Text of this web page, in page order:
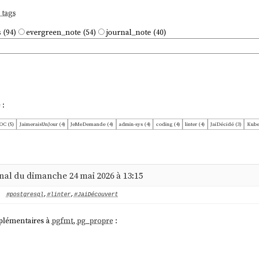
(94) evergreen_note (54) journal_note (40)
:
(5) JaimeraisUnJour (4) JeMeDemande (4) admin-sys (4) coding (4) linter (4) JaiDécidé (3)
du dimanche 24 mai 2026 à 13:15
#postgresql,#linter,#JaiDécouvert
àpgfmt, pg_propre :